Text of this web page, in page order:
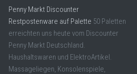
Penny Markt Discounter
Restpostenware auf Palette 50 Paletten
erreichten uns heute vom Discounter
Penny Markt Deutschland.
Haushaltswaren und ElektroArtikel.
Massageliegen, Konsolenspiele,